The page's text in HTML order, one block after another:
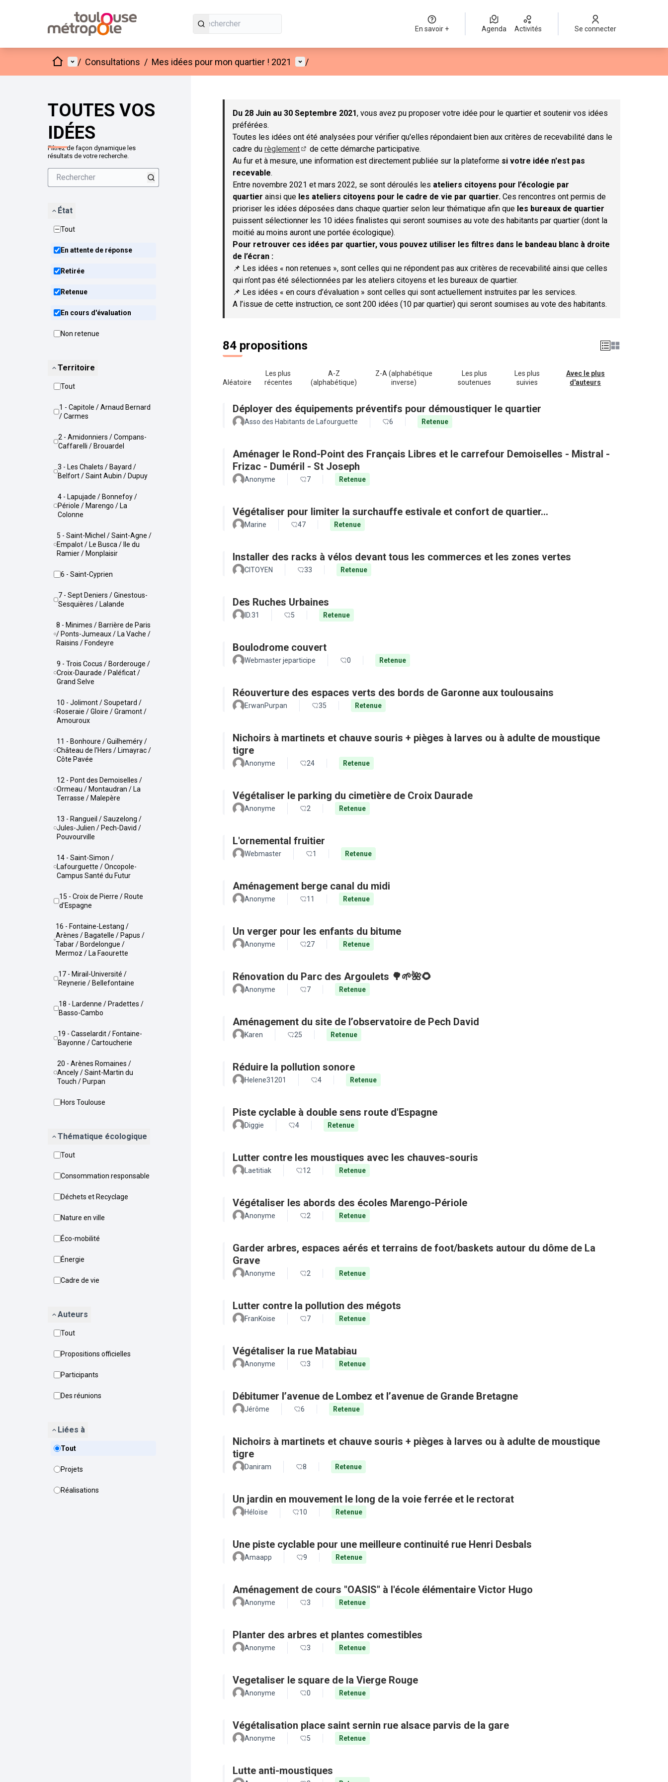
En savoir + Agenda Activités Se connecter
AccueilMenu principal
/ Consultations / Mes idées pour mon quartier ! 2021 Menu utilisateur
/
TOUTES VOS
IDÉES
Filtrez de façon dynamique les
résultats de votre recherche.
État
Tout
En attente de réponse
Retirée
Retenue
En cours d'évaluation
Non retenue
Territoire
Tout
1 - Capitole / Arnaud Bernard
/ Carmes
2 - Amidonniers / Compans-
Caffarelli / Brouardel
3 - Les Chalets / Bayard /
Belfort / Saint Aubin / Dupuy
4 - Lapujade / Bonnefoy /
Périole / Marengo / La
Colonne
5 - Saint-Michel / Saint-Agne /
Empalot / Le Busca / Ile du
Ramier / Monplaisir
6 - Saint-Cyprien
7 - Sept Deniers / Ginestous-
Sesquières / Lalande
8 - Minimes / Barrière de Paris
/ Ponts-Jumeaux / La Vache /
Raisins / Fondeyre
9 - Trois Cocus / Borderouge /
Croix-Daurade / Paléficat /
Grand Selve
10 - Jolimont / Soupetard /
Roseraie / Gloire / Gramont /
Amouroux
11 - Bonhoure / Guilheméry /
Château de l'Hers / Limayrac /
Côte Pavée
12 - Pont des Demoiselles /
Ormeau / Montaudran / La
Terrasse / Malepère
13 - Rangueil / Sauzelong /
Jules-Julien / Pech-David /
Pouvourville
14 - Saint-Simon /
Lafourguette / Oncopole-
Campus Santé du Futur
15 - Croix de Pierre / Route
d'Espagne
16 - Fontaine-Lestang /
Arènes / Bagatelle / Papus /
Tabar / Bordelongue /
Mermoz / La Faourette
17 - Mirail-Université /
Reynerie / Bellefontaine
18 - Lardenne / Pradettes /
Basso-Cambo
19 - Casselardit / Fontaine-
Bayonne / Cartoucherie
20 - Arènes Romaines /
Ancely / Saint-Martin du
Touch / Purpan
Hors Toulouse
Thématique écologique
Tout
Consommation responsable
Déchets et Recyclage
Nature en ville
Éco-mobilité
Énergie
Cadre de vie
Auteurs
Tout
Propositions officielles
Participants
Des réunions
Liées à
Tout
Projets
Réalisations
Passer la carte
Du 28 Juin au 30 Septembre 2021, vous avez pu proposer votre idée pour le quartier et soutenir vos idées
préférées.
Toutes les idées ont été analysées pour vérifier qu'elles répondaient bien aux critères de recevabilité dans le
cadre du règlement
(S'ouvre dans un nouvel onglet)
de cette démarche participative.
Au fur et à mesure, une information est directement publiée sur la plateforme si votre idée n'est pas
recevable.
Entre novembre 2021 et mars 2022, se sont déroulés les ateliers citoyens pour l’écologie par
quartier ainsi que les ateliers citoyens pour le cadre de vie par quartier. Ces rencontres ont permis de
prioriser les idées déposées dans chaque quartier selon leur thématique afin que les bureaux de quartier
puissent sélectionner les 10 idées finalistes qui seront soumises au vote des habitants par quartier (dont la
moitié au moins auront une portée écologique).
Pour retrouver ces idées par quartier, vous pouvez utiliser les filtres dans le bandeau blanc à droite
de l’écran :
📌 Les idées « non retenues », sont celles qui ne répondent pas aux critères de recevabilité ainsi que celles
qui n’ont pas été sélectionnées par les ateliers citoyens et les bureaux de quartier.
📌 Les idées « en cours d’évaluation » sont celles qui sont actuellement instruites par les services.
A l’issue de cette instruction, ce sont 200 idées (10 par quartier) qui seront soumises au vote des habitants.
84 propositions
Aléatoire
Les plus
récentes
A-Z
(alphabétique)
Z-A (alphabétique
inverse)
Les plus
soutenues
Les plus
suivies
Avec le plus
d'auteurs
Déployer des équipements préventifs pour démoustiquer le quartier
Asso des Habitants de Lafourguette 6 Retenue
Aménager le Rond-Point des Français Libres et le carrefour Demoiselles - Mistral -
Frizac - Duméril - St Joseph
Anonyme 7 Retenue
Végétaliser pour limiter la surchauffe estivale et confort de quartier...
Marine 47 Retenue
Installer des racks à vélos devant tous les commerces et les zones vertes
CITOYEN 33 Retenue
Des Ruches Urbaines
ID.31 5 Retenue
Boulodrome couvert
Webmaster jeparticipe 0 Retenue
Réouverture des espaces verts des bords de Garonne aux toulousains
ErwanPurpan 35 Retenue
Nichoirs à martinets et chauve souris + pièges à larves ou à adulte de moustique
tigre
Anonyme 24 Retenue
Végétaliser le parking du cimetière de Croix Daurade
Anonyme 2 Retenue
L'ornemental fruitier
Webmaster 1 Retenue
Aménagement berge canal du midi
Anonyme 11 Retenue
Un verger pour les enfants du bitume
Anonyme 27 Retenue
Rénovation du Parc des Argoulets 🌳🌱🌺🌻
Anonyme 7 Retenue
Aménagement du site de l’observatoire de Pech David
Karen 25 Retenue
Réduire la pollution sonore
Helene31201 4 Retenue
Piste cyclable à double sens route d'Espagne
Diggie 4 Retenue
Lutter contre les moustiques avec les chauves-souris
Laetitiak 12 Retenue
Végétaliser les abords des écoles Marengo-Périole
Anonyme 2 Retenue
Garder arbres, espaces aérés et terrains de foot/baskets autour du dôme de La
Grave
Anonyme 2 Retenue
Lutter contre la pollution des mégots
FranKoise 7 Retenue
Végétaliser la rue Matabiau
Anonyme 3 Retenue
Débitumer l’avenue de Lombez et l’avenue de Grande Bretagne
Jérôme 6 Retenue
Nichoirs à martinets et chauve souris + pièges à larves ou à adulte de moustique
tigre
Daniram 8 Retenue
Un jardin en mouvement le long de la voie ferrée et le rectorat
Héloïse 10 Retenue
Une piste cyclable pour une meilleure continuité rue Henri Desbals
Amaapp 9 Retenue
Aménagement de cours "OASIS" à l'école élémentaire Victor Hugo
Anonyme 3 Retenue
Planter des arbres et plantes comestibles
Anonyme 3 Retenue
Vegetaliser le square de la Vierge Rouge
Anonyme 0 Retenue
Végétalisation place saint sernin rue alsace parvis de la gare
Anonyme 5 Retenue
Lutte anti-moustiques